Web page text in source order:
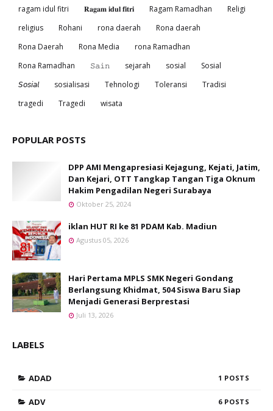
ragam idul fitri
𝐑𝐚𝐠𝐚𝐦 𝐢𝐝𝐮𝐥 𝐟𝐢𝐭𝐫𝐢 Ragam Ramadhan
Religi
religius
Rohani rona daerah
Rona daerah
Rona Daerah
Rona Media
rona Ramadhan
Rona Ramadhan
𝚂𝚊𝚒𝚗 sejarah sosial
Sosial
𝘚𝘰𝘴𝘪𝘢𝘭
sosialisasi Tehnologi Toleransi
Tradisi
tragedi
Tragedi wisata
POPULAR POSTS
DPP AMI Mengapresiasi Kejagung, Kejati, Jatim,
Dan Kejari, OTT Tangkap Tangan Tiga Oknum
Hakim Pengadilan Negeri Surabaya
Oktober 25, 2024
iklan HUT RI ke 81 PDAM Kab. Madiun
Agustus 05, 2026
Hari Pertama MPLS SMK Negeri Gondang
Berlangsung Khidmat, 504 Siswa Baru Siap
Menjadi Generasi Berprestasi
Juli 13, 2026
LABELS
ADAD 1
ADV 6